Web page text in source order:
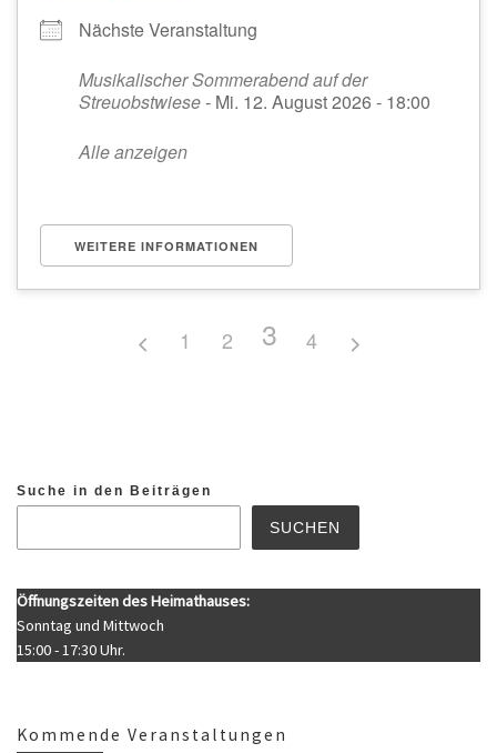
Nächste Veranstaltung
Musikalischer Sommerabend auf der
Streuobstwiese- Mi. 12. August 2026 - 18:00
Alle anzeigen
WEITERE INFORMATIONEN
1 2 3 4
Suche in den Beiträgen
SUCHEN
Öffnungszeiten des Heimathauses:
Sonntag und Mittwoch
15:00 - 17:30 Uhr.
Kommende Veranstaltungen